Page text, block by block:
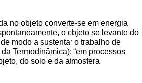
no objeto converte-se em energia
o objeto se levante do
modo a sustentar o trabalho de
Termodinâmica): “em processos
do solo e da atmosfera